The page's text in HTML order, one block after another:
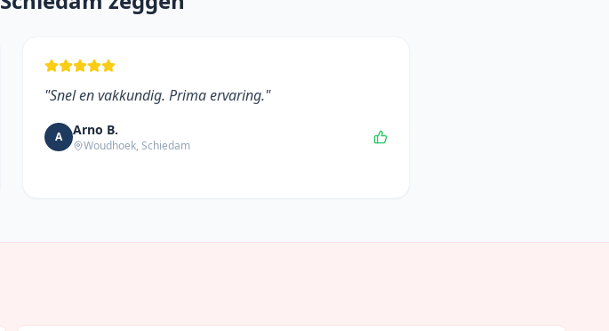
"Snel en vakkundig. Prima ervaring."
A Arno B.
Woudhoek, Schiedam